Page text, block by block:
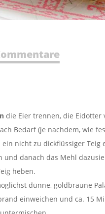
die Eier trennen, die
Bedarf (je nachdem, wie
nicht zu dickflüssiger Teig
danach das Mehl
heben.
dünne, goldbraune
einweichen und ca. 15